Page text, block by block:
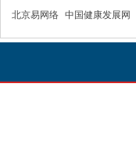
北京易网络 中国健康发展网